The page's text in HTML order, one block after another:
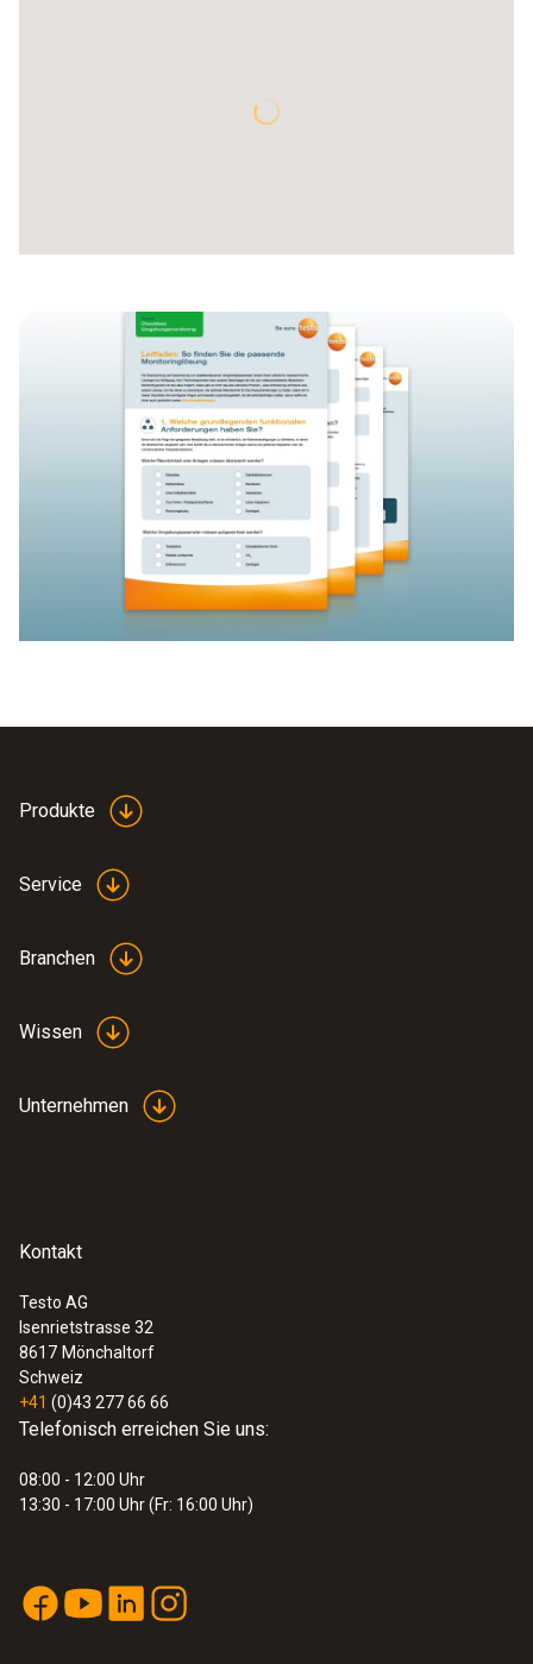
Produkte
Service
Branchen
Wissen
Unternehmen
Kontakt
Testo AG
Isenrietstrasse 32
8617 Mönchaltorf
Schweiz
+41 (0)43 277 66 66
Telefonisch erreichen Sie uns:
08:00 - 12:00 Uhr
13:30 - 17:00 Uhr (Fr: 16:00 Uhr)